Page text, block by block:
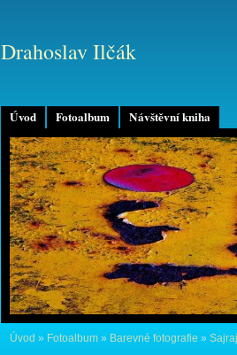
Úvod Fotoalbum Návštěvní kniha
Drahoslav Ilčák
Úvod » Fotoalbum » Barevné fotografie »